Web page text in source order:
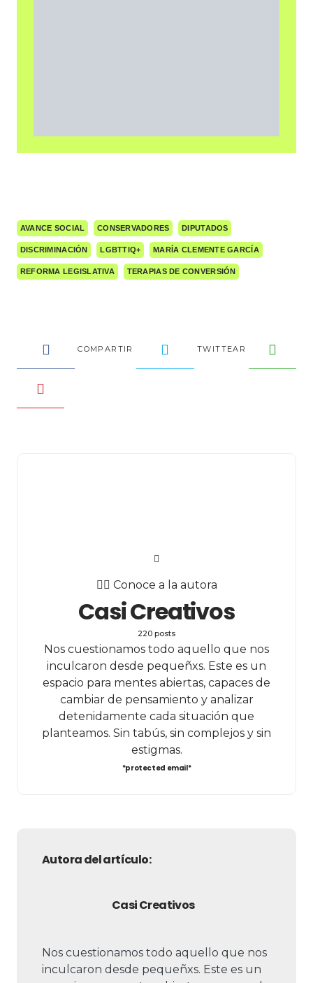
AVANCE SOCIAL CONSERVADORES DIPUTADOS
DISCRIMINACIÓN LGBTTIQ+ MARÍA CLEMENTE GARCÍA
REFORMA LEGISLATIVA TERAPIAS DE CONVERSIÓN
COMPARTIR TWITTEAR
✍🏻 Conoce a la autora
Casi Creativos
220 posts
Nos cuestionamos todo aquello que nos
inculcaron desde pequeñxs. Este es un
espacio para mentes abiertas, capaces de
cambiar de pensamiento y analizar
detenidamente cada situación que
planteamos. Sin tabús, sin complejos y sin
estigmas.
*protected email*
Autora del artículo:
Casi Creativos
Nos cuestionamos todo aquello que nos
inculcaron desde pequeñxs. Este es un